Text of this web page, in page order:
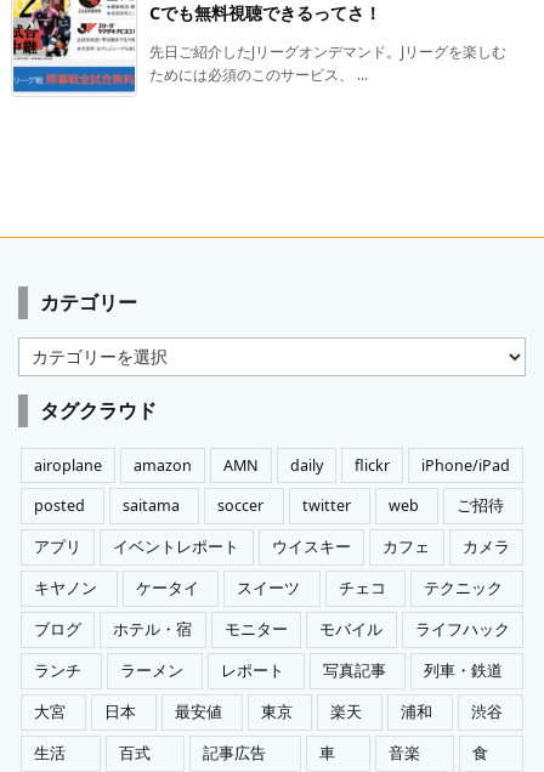
Cでも無料視聴できるってさ！
先日ご紹介したJリーグオンデマンド。Jリーグを楽しむ
ためには必須のこのサービス、 ...
カテゴリー
カ
テ
ゴ
リ
ー
タグクラウド
airoplane amazon AMN daily flickr
iPhone/iPad
posted
saitama soccer twitter web
ご招待
アプリ
イベントレポート ウイスキー カフェ
カメラ
キヤノン
ケータイ スイーツ チェコ
テクニック
ブログ
ホテル・宿 モニター モバイル
ライフハック
ランチ
ラーメン レポート 写真記事
列車・鉄道
大宮
日本 最安値 東京 楽天 浦和
渋谷
生活
百式 記事広告 車 音楽 食